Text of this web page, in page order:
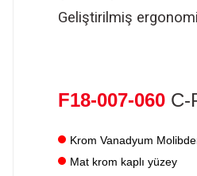
Geliştirilmiş
F18-007-060 C-
Krom Vanadyum
Mat krom kaplı yüzey